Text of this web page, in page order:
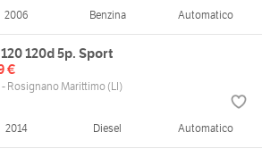
2006 Benzina Automatico
120d 5p. Sport
€
- Rosignano Marittimo (LI)
2014 Diesel Automatico